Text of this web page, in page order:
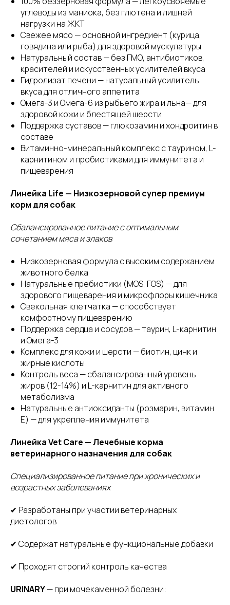
углеводы из маниока, без глютена и лишней
нагрузки на ЖКТ
Свежее мясо — основной ингредиент (курица,
говядина или рыба) для здоровой мускулатуры
Натуральный состав — без ГМО, антибиотиков,
красителей и искусственных усилителей вкуса
Гидролизат печени — натуральный усилитель
вкуса для отличного аппетита
Омега-3 и Омега-6 из рыбьего жира и льна— для
здоровой кожи и блестящей шерсти
Поддержка суставов — глюкозамин и хондроитин в
составе
Витаминно-минеральный комплекс с таурином, L-
карнитином и пробиотиками для иммунитета и
пищеварения
Линейка Life — Низкозерновой супер премиум
корм для собак
Сбалансированное питание с оптимальным
сочетанием мяса и злаков
Низкозерновая формула с высоким содержанием
животного белка
Натуральные пребиотики (MOS, FOS) — для
здорового пищеварения и микрофлоры кишечника
Свекольная клетчатка — способствует
комфортному пищеварению
Поддержка сердца и сосудов — таурин, L-карнитин
и Омега-3
Комплекс для кожи и шерсти — биотин, цинк и
жирные кислоты
Контроль веса — сбалансированный уровень
жиров (12-14%) и L-карнитин для активного
метаболизма
Натуральные антиоксиданты (розмарин, витамин
E) — для укрепления иммунитета
Линейка Vet Care — Лечебные корма
ветеринарного назначения для собак
Специализированное питание при хронических и
возрастных заболеваниях
✔ Разработаны при участии ветеринарных
диетологов
✔ Содержат натуральные функциональные добавки
✔ Проходят строгий контроль качества
URINARY— при мочекаменной болезни: